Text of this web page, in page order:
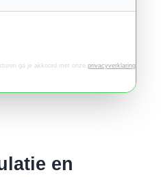
ga je akkoord met onze privacyverklaring.
en